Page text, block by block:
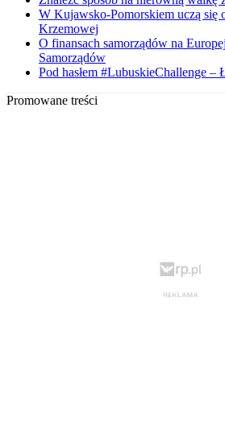
W Kujawsko-Pomorskiem uczą się
Krzemowej
O finansach samorządów na
Samorządów
Pod hasłem #LubuskieChallenge –
Promowane treści